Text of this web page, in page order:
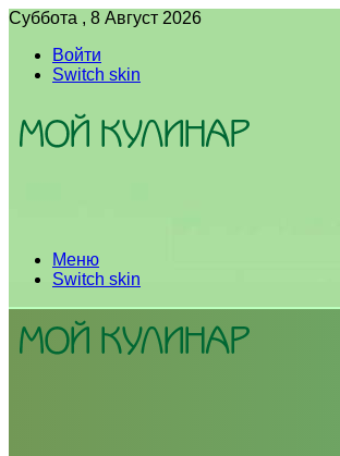
Суббота , 8 Август 2026
Войти
Switch skin
Меню
Switch skin